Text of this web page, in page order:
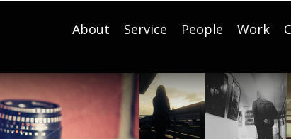
About Service People Work